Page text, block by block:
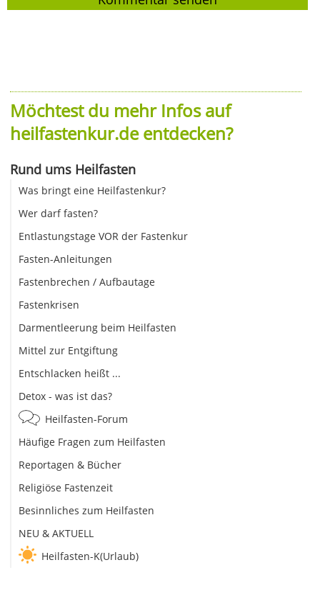
Möchtest du mehr Infos auf
heilfastenkur.de entdecken?
Rund ums Heilfasten
Was bringt eine Heilfastenkur?
Wer darf fasten?
Entlastungstage VOR der Fastenkur
Fasten-Anleitungen
Fastenbrechen / Aufbautage
Fastenkrisen
Darmentleerung beim Heilfasten
Mittel zur Entgiftung
Entschlacken heißt ...
Detox - was ist das?
Heilfasten-Forum
Häufige Fragen zum Heilfasten
Reportagen & Bücher
Religiöse Fastenzeit
Besinnliches zum Heilfasten
NEU & AKTUELL
Heilfasten-K(Urlaub)